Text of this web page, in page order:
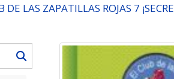
DE LAS ZAPATILLAS ROJAS 7